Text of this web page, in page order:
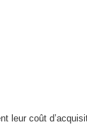
leur coût